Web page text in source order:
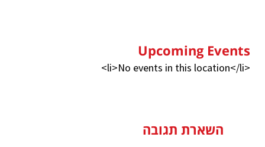
Upcoming Events
<li>No events in this location</li>
השארת תגובה